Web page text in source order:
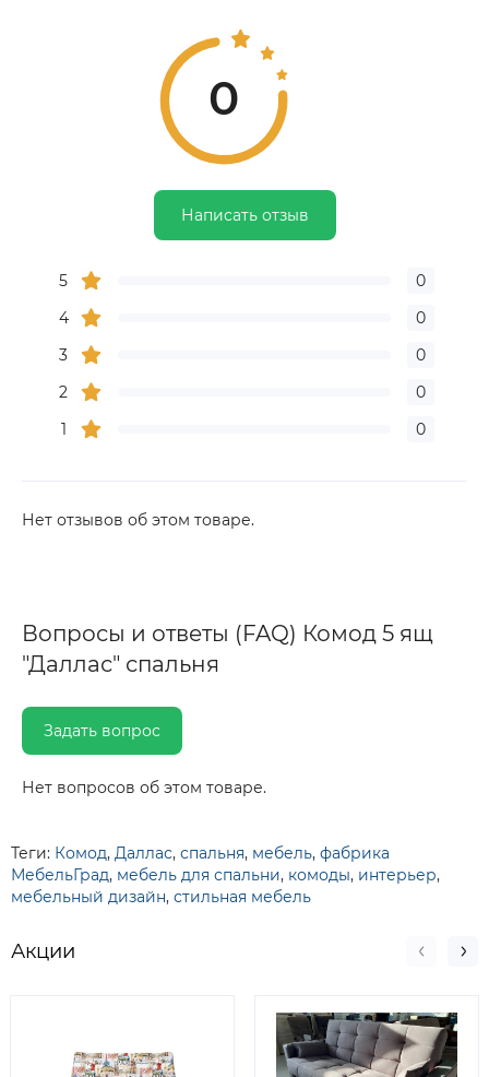
0
Написать отзыв
5
0
4
0
3
0
2
0
1
0
Нет отзывов об этом товаре.
Вопросы и ответы (FAQ) Комод 5 ящ
"Даллас" спальня
Задать вопрос
Нет вопросов об этом товаре.
Теги: Комод, Даллас, спальня, мебель, фабрика
МебельГрад, мебель для спальни, комоды, интерьер,
мебельный дизайн, стильная мебель
Акции